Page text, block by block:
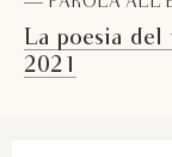
La poesia del
2021